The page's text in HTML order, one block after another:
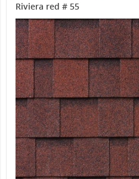
Riviera red # 55